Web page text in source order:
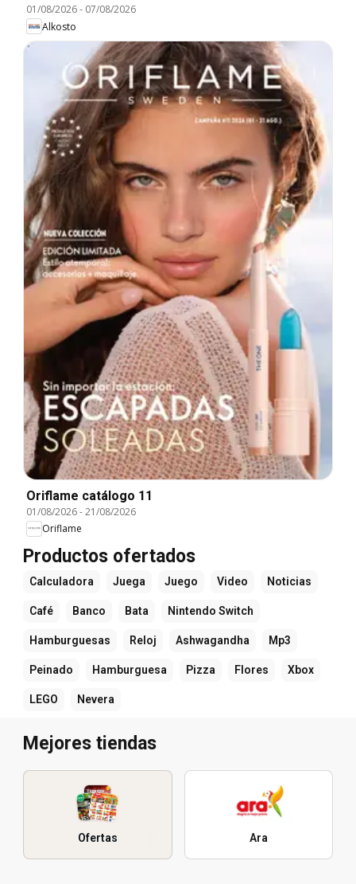
01/08/2026- 07/08/2026
Alkosto
Oriflame catálogo 11
01/08/2026-21/08/2026
Oriflame
Productos ofertados
Calculadora Juega Juego Video Noticias
Café Banco Bata Nintendo Switch
Hamburguesas Reloj Ashwagandha Mp3
Peinado Hamburguesa Pizza Flores Xbox
LEGO Nevera
Mejores tiendas
Ofertas Ara